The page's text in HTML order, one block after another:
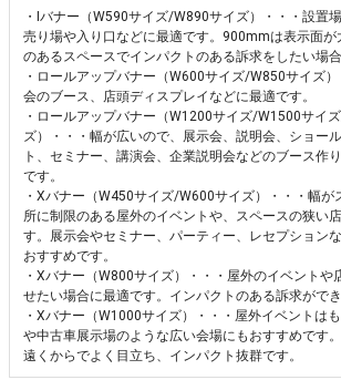
・Iバナー（W590サイズ/W890サイズ）・・・設置
売り場や入り口などに最適です。900mmは表示面が
のあるスペースでインパクトのある訴求をしたい場合
・ロールアップバナー（W600サイズ/W850サイズ
会のブース、店頭ディスプレイなどに最適です。
・ロールアップバナー（W1200サイズ/W1500サイ
ズ）・・・幅が広いので、展示会、説明会、ショー
ト、セミナー、講演会、企業説明会などのブース作
です。
・Xバナー（W450サイズ/W600サイズ）・・・幅が
所に制限のある屋外のイベントや、スペースの狭い
す。展示会やセミナー、パーティー、レセプション
おすすめです。
・Xバナー（W800サイズ）・・・屋外のイベントや
せたい場合に最適です。インパクトのある訴求ができ
・Xバナー（W1000サイズ）・・・屋外イベントは
や中古車展示場のような広い会場にもおすすめです
遠くからでよく目立ち、インパクト抜群です。